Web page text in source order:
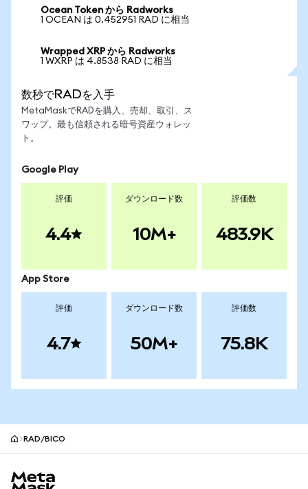
Ocean Token から Radworks
1 OCEAN は 0.452951 RAD に相当
Wrapped XRP から Radworks
1 WXRP は 4.8538 RAD に相当
数秒でRADを入手
MetaMaskでRADを購入、売却、取引、ス
ワップ。最も信頼される暗号資産ウォレッ
ト。
Google Play
評価
4.4
ダウンロード数
10M+
評価数
483.9K
App Store
評価
4.7
ダウンロード数
50M+
評価数
75.8K
RAD/BICO